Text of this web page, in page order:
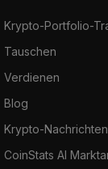
Krypto-Portfolio-
Tauschen
Verdienen
Blog
Krypto-Nachrichten
CoinStats AI